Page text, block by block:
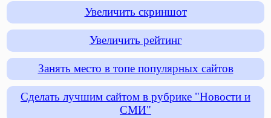
Увеличить скриншот
Увеличить рейтинг
Занять место в топе популярных сайтов
Сделать лучшим сайтом в рубрике "Новости и
СМИ"